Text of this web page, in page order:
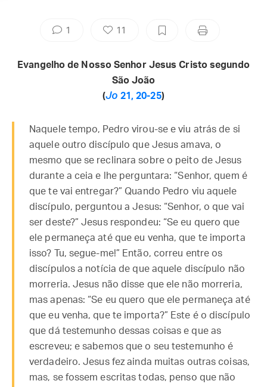
1 11
Evangelho de Nosso Senhor Jesus Cristo segundo
São João
(Jo 21, 20-25)
Naquele tempo, Pedro virou-se e viu atrás de si
aquele outro discípulo que Jesus amava, o
mesmo que se reclinara sobre o peito de Jesus
durante a ceia e lhe perguntara: “Senhor, quem é
que te vai entregar?” Quando Pedro viu aquele
discípulo, perguntou a Jesus: “Senhor, o que vai
ser deste?” Jesus respondeu: “Se eu quero que
ele permaneça até que eu venha, que te importa
isso? Tu, segue-me!” Então, correu entre os
discípulos a notícia de que aquele discípulo não
morreria. Jesus não disse que ele não morreria,
mas apenas: “Se eu quero que ele permaneça até
que eu venha, que te importa?” Este é o discípulo
que dá testemunho dessas coisas e que as
escreveu; e sabemos que o seu testemunho é
verdadeiro. Jesus fez ainda muitas outras coisas,
mas, se fossem escritas todas, penso que não